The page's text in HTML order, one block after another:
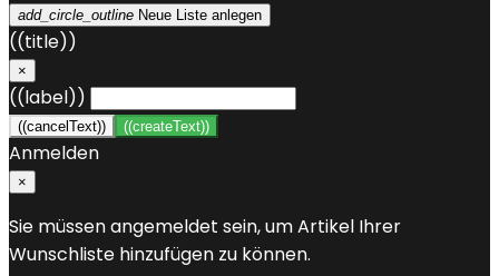
add_circle_outline Neue Liste anlegen
((title))
×
((label))
((cancelText)) ((createText))
Anmelden
×
Sie müssen angemeldet sein, um Artikel Ihrer
Wunschliste hinzufügen zu können.